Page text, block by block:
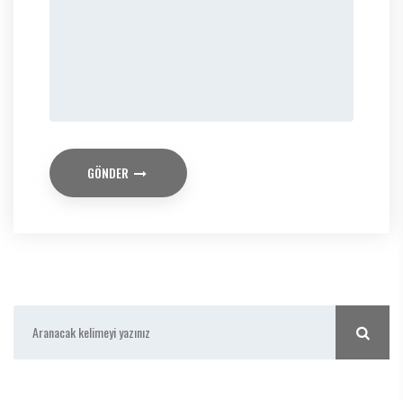
GÖNDER